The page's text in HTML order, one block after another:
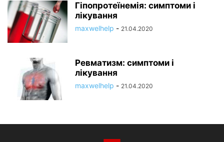
Гіпопротеїнемія: симптоми і
лікування
maxwelhelp - 21.04.2020
Ревматизм: симптоми і
лікування
maxwelhelp - 21.04.2020